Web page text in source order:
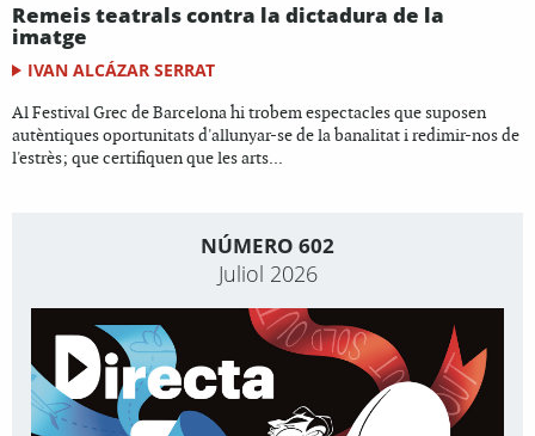
Remeis teatrals contra la dictadura de la
imatge
IVAN ALCÁZAR SERRAT
Al Festival Grec de Barcelona hi trobem espectacles que suposen
autèntiques oportunitats d'allunyar-se de la banalitat i redimir-nos de
l'estrès; que certifiquen que les arts...
NÚMERO 602
Juliol 2026